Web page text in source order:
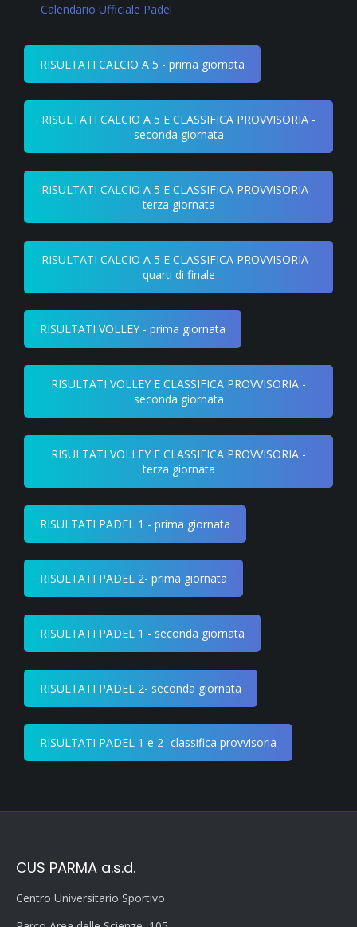
Calendario Ufficiale Padel
RISULTATI CALCIO A 5 - prima giornata
RISULTATI CALCIO A 5 E CLASSIFICA PROVVISORIA -
seconda giornata
RISULTATI CALCIO A 5 E CLASSIFICA PROVVISORIA -
terza giornata
RISULTATI CALCIO A 5 E CLASSIFICA PROVVISORIA -
quarti di finale
RISULTATI VOLLEY - prima giornata
RISULTATI VOLLEY E CLASSIFICA PROVVISORIA -
seconda giornata
RISULTATI VOLLEY E CLASSIFICA PROVVISORIA -
terza giornata
RISULTATI PADEL 1 - prima giornata
RISULTATI PADEL 2- prima giornata
RISULTATI PADEL 1 - seconda giornata
RISULTATI PADEL 2- seconda giornata
RISULTATI PADEL 1 e 2- classifica provvisoria
CUS PARMA a.s.d.
Centro Universitario Sportivo